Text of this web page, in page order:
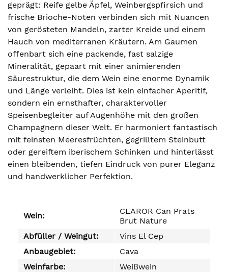
geprägt: Reife gelbe Äpfel, Weinbergspfirsich und
frische Brioche-Noten verbinden sich mit Nuancen
von gerösteten Mandeln, zarter Kreide und einem
Hauch von mediterranen Kräutern. Am Gaumen
offenbart sich eine packende, fast salzige
Mineralität, gepaart mit einer animierenden
Säurestruktur, die dem Wein eine enorme Dynamik
und Länge verleiht. Dies ist kein einfacher Aperitif,
sondern ein ernsthafter, charaktervoller
Speisenbegleiter auf Augenhöhe mit den großen
Champagnern dieser Welt. Er harmoniert fantastisch
mit feinsten Meeresfrüchten, gegrilltem Steinbutt
oder gereiftem iberischem Schinken und hinterlässt
einen bleibenden, tiefen Eindruck von purer Eleganz
und handwerklicher Perfektion.
Wein:
CLAROR Can Prats
Brut Nature
Abfüller / Weingut:
Vins El Cep
Anbaugebiet:
Cava
Weinfarbe:
Weißwein